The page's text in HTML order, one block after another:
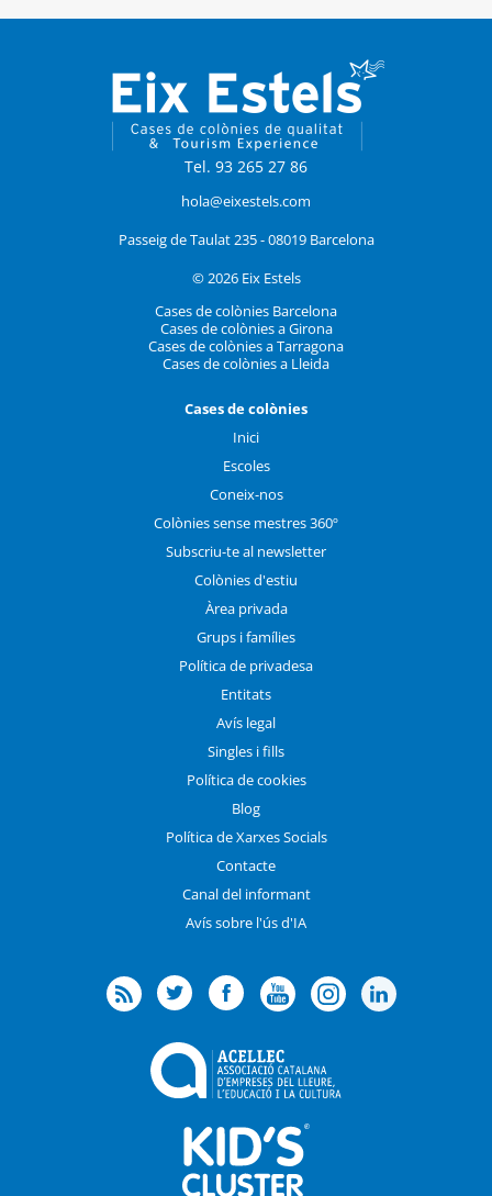
Tel. 93 265 27 86
hola@eixestels.com
Passeig de Taulat 235 - 08019 Barcelona
© 2026 Eix Estels
Cases de colònies Barcelona
Cases de colònies a Girona
Cases de colònies a Tarragona
Cases de colònies a Lleida
Cases de colònies
Inici
Escoles
Coneix-nos
Colònies sense mestres 360º
Subscriu-te al newsletter
Colònies d'estiu
Àrea privada
Grups i famílies
Política de privadesa
Entitats
Avís legal
Singles i fills
Política de cookies
Blog
Política de Xarxes Socials
Contacte
Canal del informant
Avís sobre l'ús d'IA